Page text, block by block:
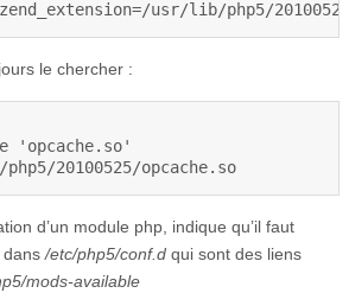
le chercher :
'opcache.so'
d’un module php, indique qu’il faut
dans/etc/php5/conf.d qui sont des liens
mods-available